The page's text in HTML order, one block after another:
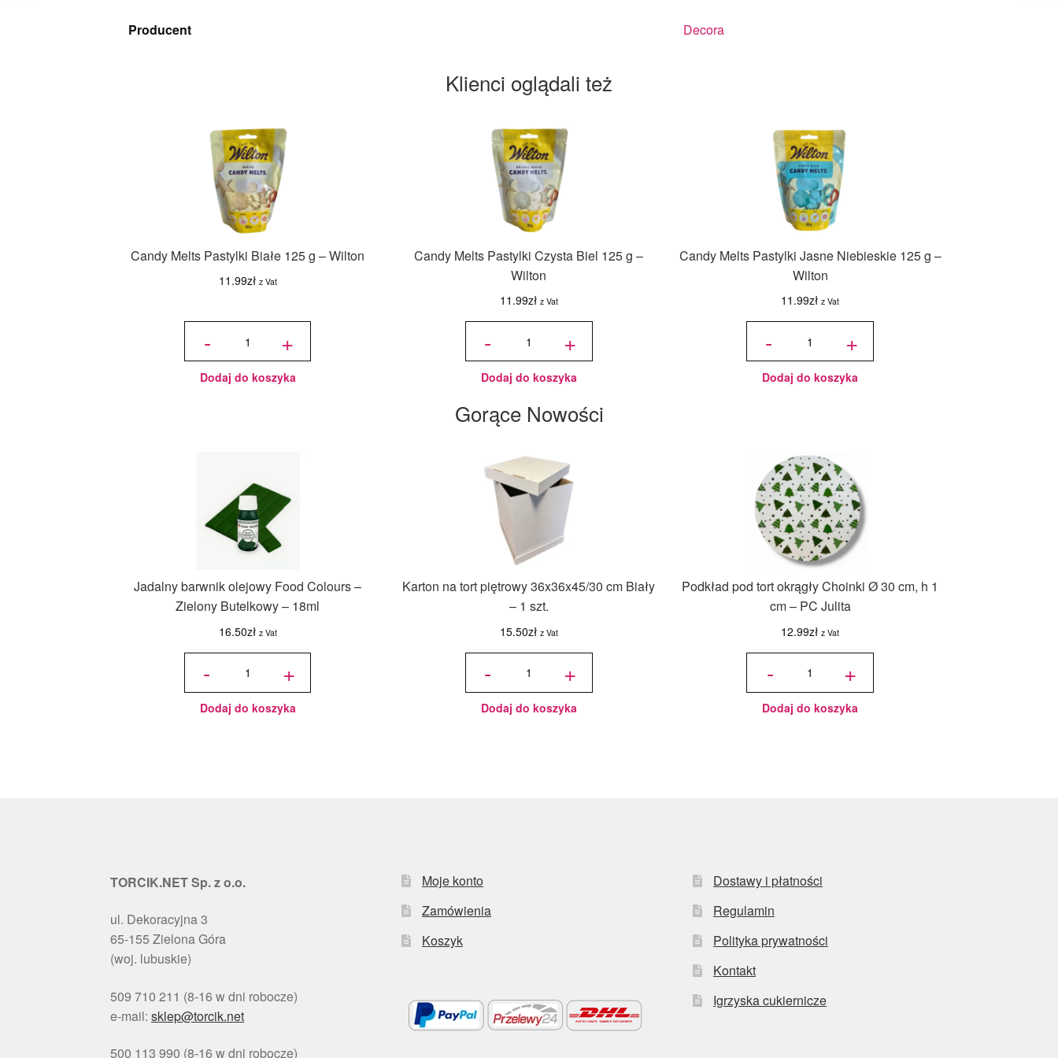
Producent Decora
Klienci oglądali też
Candy Melts Pastylki Białe 125 g – Wilton
11.99zł z Vat
-
ilość
Pastylki
Białe
Wilton +
Dodaj do koszyka
Candy Melts Pastylki Czysta Biel 125 g –
Wilton
11.99zł z Vat
-
ilość
Pastylki
Czysta
125 g -
Wilton
+
Dodaj do koszyka
Candy Melts Pastylki Jasne Niebieskie 125 g –
Wilton
11.99zł z Vat
-
ilość
Pastylki
Jasne
125 g -
Wilton
+
Dodaj do koszyka
Gorące Nowości
Jadalny barwnik olejowy Food Colours –
Zielony Butelkowy – 18ml
16.50zł z Vat
-
ilość
olejowy
Food
Butelkowy
+
Dodaj do koszyka
Karton na tort piętrowy 36x36x45/30 cm Biały
– 1 szt.
15.50zł z Vat
-
ilość Karton
36x36x45/30
cm Biały - 1 +
Dodaj do koszyka
Podkład pod tort okrągły Choinki Ø 30 cm, h 1
cm – PC Julita
12.99zł z Vat
-
ilość
okrągły
Choinki
cm - PC
+
Dodaj do koszyka
TORCIK.NET Sp. z o.o.
ul. Dekoracyjna 3
65-155 Zielona Góra
(woj. lubuskie)
509 710 211 (8-16 w dni robocze)
e-mail:sklep@torcik.net
500 113 990 (8-16 w dni robocze)
Moje konto
Zamówienia
Koszyk
Dostawy i płatności
Regulamin
Polityka prywatności
Kontakt
Igrzyska cukiernicze